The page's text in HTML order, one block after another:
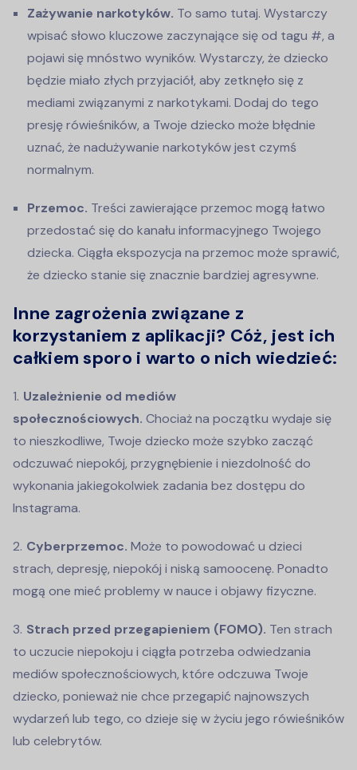
Zażywanie narkotyków. To samo tutaj. Wystarczy
wpisać słowo kluczowe zaczynające się od tagu #, a
pojawi się mnóstwo wyników. Wystarczy, że dziecko
będzie miało złych przyjaciół, aby zetknęło się z
mediami związanymi z narkotykami. Dodaj do tego
presję rówieśników, a Twoje dziecko może błędnie
uznać, że nadużywanie narkotyków jest czymś
normalnym.
Przemoc. Treści zawierające przemoc mogą łatwo
przedostać się do kanału informacyjnego Twojego
dziecka. Ciągła ekspozycja na przemoc może sprawić,
że dziecko stanie się znacznie bardziej agresywne.
Inne zagrożenia związane z
korzystaniem z aplikacji? Cóż, jest ich
całkiem sporo i warto o nich wiedzieć:
Uzależnienie od mediów
społecznościowych. Chociaż na początku wydaje się
to nieszkodliwe, Twoje dziecko może szybko zacząć
odczuwać niepokój, przygnębienie i niezdolność do
wykonania jakiegokolwiek zadania bez dostępu do
Instagrama.
Cyberprzemoc. Może to powodować u dzieci
strach, depresję, niepokój i niską samoocenę. Ponadto
mogą one mieć problemy w nauce i objawy fizyczne.
Strach przed przegapieniem (FOMO). Ten strach
to uczucie niepokoju i ciągła potrzeba odwiedzania
mediów społecznościowych, które odczuwa Twoje
dziecko, ponieważ nie chce przegapić najnowszych
wydarzeń lub tego, co dzieje się w życiu jego rówieśników
lub celebrytów.